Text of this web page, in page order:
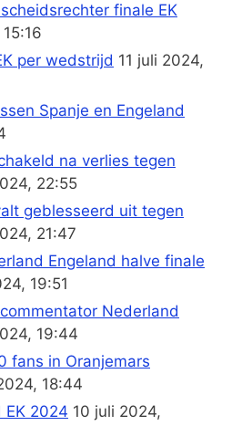
finale EK
per wedstrijd 11 juli 2024,
Spanje en Engeland
na verlies tegen
22:55
geblesseerd uit tegen
21:47
Engeland halve finale
19:51
Nederland
19:44
fans in Oranjemars
18:44
EK 2024 10 juli 2024,